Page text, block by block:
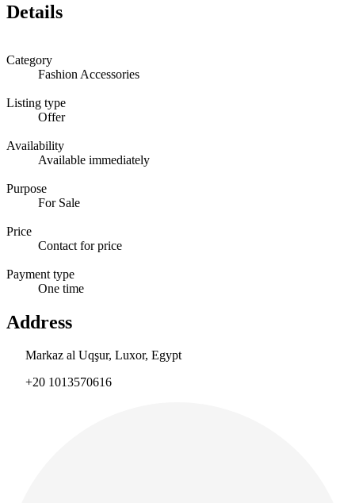
Details
Category
Fashion Accessories
Listing type
Offer
Availability
Available immediately
Purpose
For Sale
Price
Contact for price
Payment type
One time
Address
Markaz al Uqşur, Luxor, Egypt
+20 1013570616